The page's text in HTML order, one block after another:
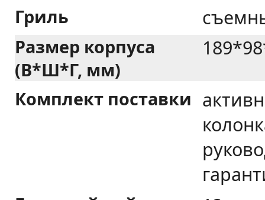
Гриль
Размер корпуса
(В*Ш*Г, мм)
Комплект поставки